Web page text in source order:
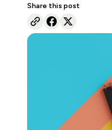
Share this post